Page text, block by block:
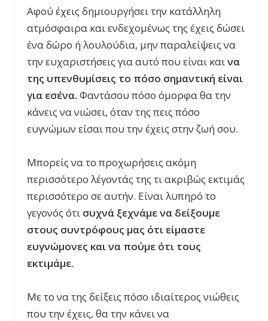
Αφού έχεις δημιουργήσει την κατάλληλη
ατμόσφαιρα και ενδεχομένως της έχεις δώσει
ένα δώρο ή λουλούδια, μην παραλείψεις να
την ευχαριστήσεις για αυτό που είναι καινα
της υπενθυμίσεις το πόσο σημαντική είναι
για εσένα. Φαντάσου πόσο όμορφα θα την
κάνεις να νιώσει, όταν της πεις πόσο
ευγνώμων είσαι που την έχεις στην ζωή σου.
Μπορείς να το προχωρήσεις ακόμη
περισσότερο λέγοντάς της τι ακριβώς εκτιμάς
περισσότερο σε αυτήν. Είναι λυπηρό το
γεγονός ότι συχνά ξεχνάμε να δείξουμε
στους συντρόφους μας ότι είμαστε
ευγνώμονες και να πούμε ότι τους
εκτιμάμε.
Με το να της δείξεις πόσο ιδιαίτερος νιώθεις
που την έχεις, θα την κάνει να